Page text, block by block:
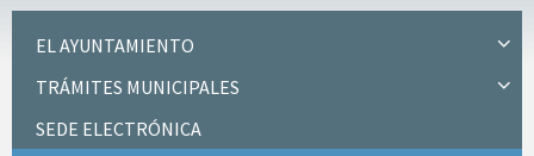
EL AYUNTAMIENTO
TRÁMITES MUNICIPALES
SEDE ELECTRÓNICA